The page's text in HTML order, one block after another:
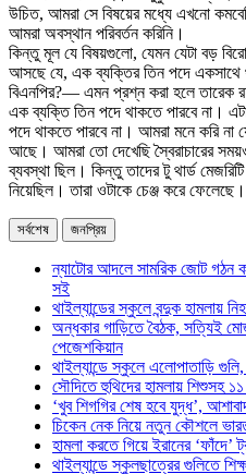
উচিত, আমরা সে বিষয়ের মধ্যে এখনো
আমরা অবস্থান পরিবর্তন করিনি।
কিন্তু মূল যে বিষয়গুলো, যেমন যেটা বড়
আসছে যে, এক ব্যক্তির তিন পদে একসাথে
বিএনপির?— এমন প্রশ্ন করা হলে তারেক
এক ব্যক্তি তিন পদে থাকতে পারবে না।
পদে থাকতে পারবে না। আমরা মনে করি না
আছে। আমরা তো দেখেছি স্বৈরাচারের
ব্যবস্থা ছিল। কিন্তু তাদের টু থার্ড
নিয়েছিল। তারা ওটাকে চেঞ্জ করে ফেলেছে।
সর্বশেষ জনপ্রিয়
ন্যাটোর আদলে সামরিক জোট
সই
থাইল্যান্ডের স্কুলে বন্দুক হামলায়
অন্ধকার গাড়িতে বৈঠক, সত্যিই
পেজেশকিয়ান
থাইল্যান্ডে স্কুলে এলোপাতাড়ি
সৌদিতে হুথিদের হামলায় শিশুসহ
‘খুব শিগগির শেষ হবে যুদ্ধ’,
চিকেন নেক নিয়ে নতুন কৌশলে
হামলা করতে গিয়ে ইরানের
থাইল্যান্ডে স্কুলছাত্রের গুলিতে